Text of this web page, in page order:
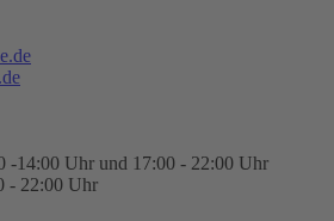
-14:00 Uhr und 17:00 - 22:00 Uhr
- 22:00 Uhr